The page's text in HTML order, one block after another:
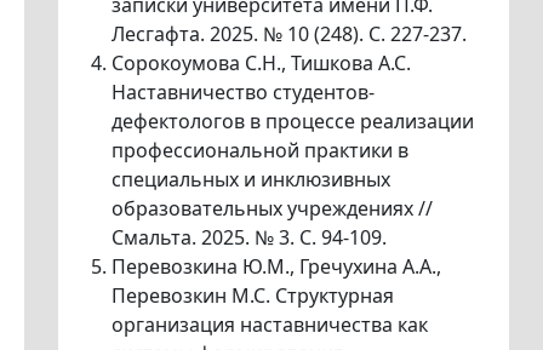
Лесгафта. 2025. № 10 (248). С. 227-237.
Сорокоумова С.Н., Тишкова А.С.
Наставничество студентов-
дефектологов в процессе реализации
профессиональной практики в
специальных и инклюзивных
образовательных учреждениях //
Смальта. 2025. № 3. С. 94-109.
Перевозкина Ю.М., Гречухина А.А.,
Перевозкин М.С. Структурная
организация наставничества как